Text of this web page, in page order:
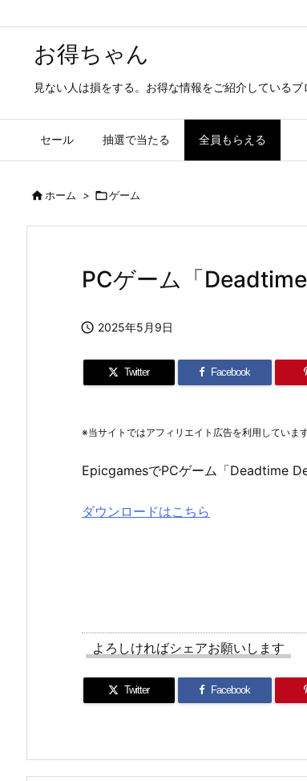
お得ちゃん
見ない人は損をする。お得な情報をご紹介しているブ
セール 抽選で当たる 全員もらえる
ホーム > ゲーム
PCゲーム「
 2025年5月9日
Twitter Facebook
※当サイトではアフィリエイト広告を利用しています
EpicgamesでPCゲーム「Deadtime
ダウンロードはこちら
よろしければシェアお願いします
Twitter Facebook